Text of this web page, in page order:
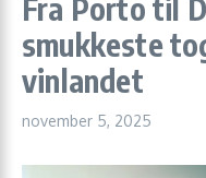
Fra Porto til
smukkeste
vinlandet
november 5, 2025